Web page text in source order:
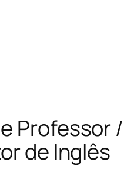
Professor /
de Inglês